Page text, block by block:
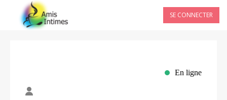
SE CONNECTER
En ligne